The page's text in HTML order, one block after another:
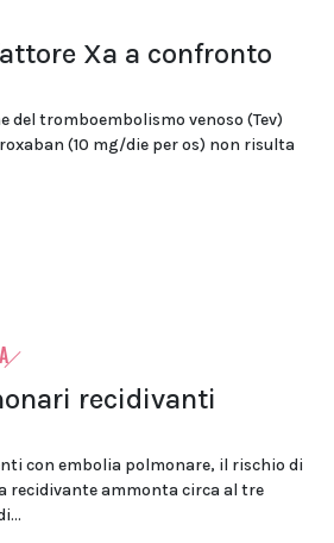
Xa a confronto
del tromboembolismo venoso (Tev)
(10 mg/die per os) non risulta
recidivanti
con embolia polmonare, il rischio di
recidivante ammonta circa al tre